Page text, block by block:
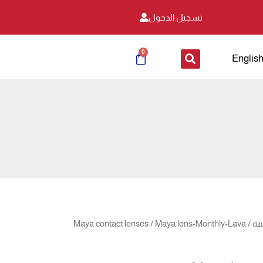
تسجيل الدخول
English
0
Cart
/
Maya contact lenses/ Maya lens-Monthly-Lava
السعر